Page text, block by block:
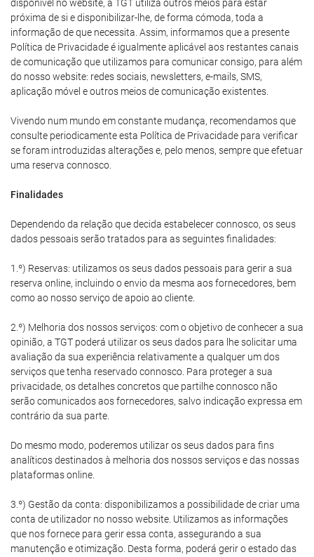
disponível no website, a TGT utiliza outros meios para estar
próxima de si e disponibilizar-lhe, de forma cómoda, toda a
informação de que necessita. Assim, informamos que a presente
Política de Privacidade é igualmente aplicável aos restantes canais
de comunicação que utilizamos para comunicar consigo, para além
do nosso website: redes sociais, newsletters, e-mails, SMS,
aplicação móvel e outros meios de comunicação existentes.
Vivendo num mundo em constante mudança, recomendamos que
consulte periodicamente esta Política de Privacidade para verificar
se foram introduzidas alterações e, pelo menos, sempre que efetuar
uma reserva connosco.
Finalidades
Dependendo da relação que decida estabelecer connosco, os seus
dados pessoais serão tratados para as seguintes finalidades:
1.º) Reservas: utilizamos os seus dados pessoais para gerir a sua
reserva online, incluindo o envio da mesma aos fornecedores, bem
como ao nosso serviço de apoio ao cliente.
2.º) Melhoria dos nossos serviços: com o objetivo de conhecer a sua
opinião, a TGT poderá utilizar os seus dados para lhe solicitar uma
avaliação da sua experiência relativamente a qualquer um dos
serviços que tenha reservado connosco. Para proteger a sua
privacidade, os detalhes concretos que partilhe connosco não
serão comunicados aos fornecedores, salvo indicação expressa em
contrário da sua parte.
Do mesmo modo, poderemos utilizar os seus dados para fins
analíticos destinados à melhoria dos nossos serviços e das nossas
plataformas online.
3.º) Gestão da conta: disponibilizamos a possibilidade de criar uma
conta de utilizador no nosso website. Utilizamos as informações
que nos fornece para gerir essa conta, assegurando a sua
manutenção e otimização. Desta forma, poderá gerir o estado das